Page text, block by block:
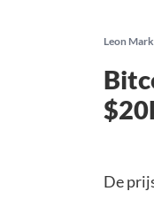
Leon
De